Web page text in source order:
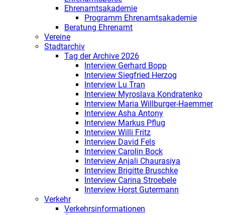
Ehrenamtsakademie
Programm Ehrenamtsakademie
Beratung Ehrenamt
Vereine
Stadtarchiv
Tag der Archive 2026
Interview Gerhard Bopp
Interview Siegfried Herzog
Interview Lu Tran
Interview Myroslava Kondratenko
Interview Maria Willburger-Haemmer
Interview Asha Antony
Interview Markus Pflug
Interview Willi Fritz
Interview David Fels
Interview Carolin Bock
Interview Anjali Chaurasiya
Interview Brigitte Bruschke
Interview Carina Stroebele
Interview Horst Gutermann
Verkehr
Verkehrsinformationen